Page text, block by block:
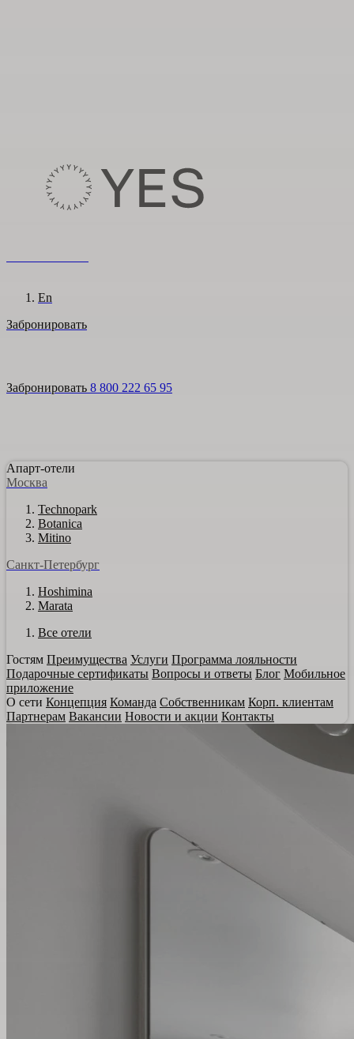
En
Забронировать
Забронировать 8 800 222 65 95
Апарт-отели
Москва
Technopark
Botanica
Mitino
Санкт-Петербург
Hoshimina
Marata
Все отели
Гостям Преимущества Услуги Программа лояльности
Подарочные сертификаты Вопросы и ответы Блог Мобильное
приложение
О сети Концепция Команда Собственникам Корп. клиентам
Партнерам Вакансии Новости и акции Контакты